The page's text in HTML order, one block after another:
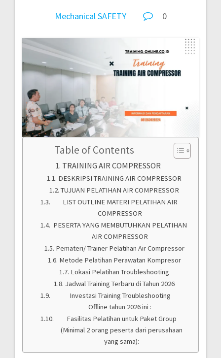
MechanicalSAFETY 0
Table of Contents
TRAINING AIR COMPRESSOR
DESKRIPSI TRAINING AIR COMPRESSOR
TUJUAN PELATIHAN AIR COMPRESSOR
LIST OUTLINE MATERI PELATIHAN AIR
COMPRESSOR
PESERTA YANG MEMBUTUHKAN PELATIHAN
AIR COMPRESSOR
Pemateri/ Trainer Pelatihan Air Compressor
Metode Pelatihan Perawatan Kompresor
Lokasi Pelatihan Troubleshooting
Jadwal Training Terbaru di Tahun 2026
Investasi Training Troubleshooting
Offline tahun 2026 ini :
Fasilitas Pelatihan untuk Paket Group
(Minimal 2 orang peserta dari perusahaan
yang sama):